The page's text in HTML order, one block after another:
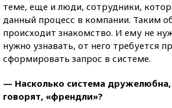
теме, еще и люди, сотрудники,
данный процесс в компании. Таким
происходит знакомство. И ему не
нужно узнавать, от него требуется
сформировать запрос в системе.
— Насколько система дружелюбна,
говорят, «френдли»?